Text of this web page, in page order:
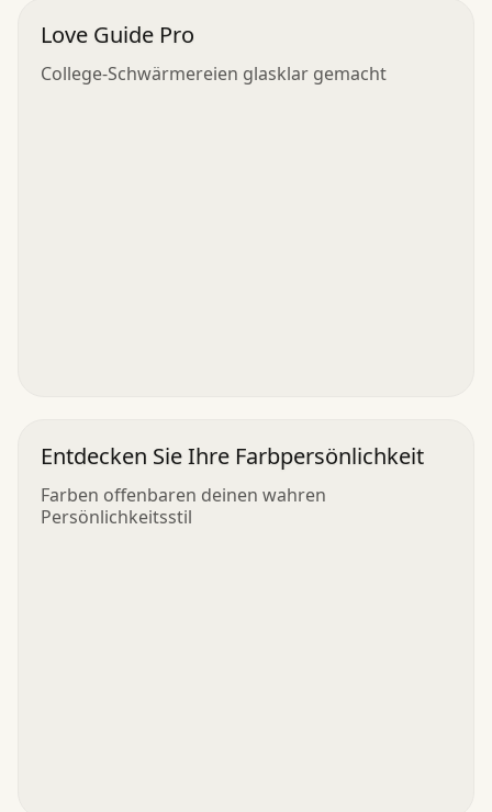
Love Guide Pro
College-Schwärmereien glasklar gemacht
Entdecken Sie Ihre Farbpersönlichkeit
Farben offenbaren deinen wahren
Persönlichkeitsstil